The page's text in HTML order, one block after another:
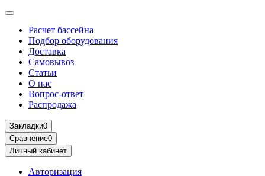
Расчет бассейна
Подбор оборудования
Доставка
Самовывоз
Статьи
О нас
Вопрос-ответ
Распродажа
Закладки0
Сравнение0
Личный кабинет
Авторизация